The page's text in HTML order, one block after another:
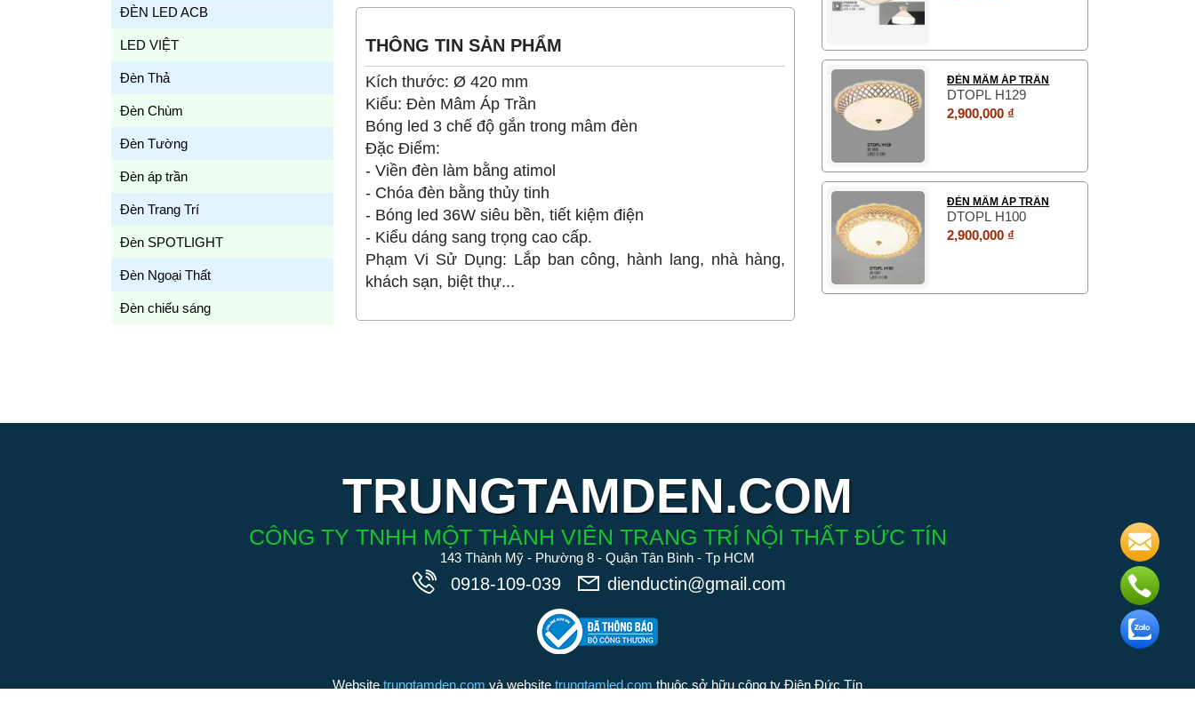
THÔNG TIN SẢN PHẨM
Kích thước: Ø 420 mm
Kiểu: Đèn Mâm Áp Trần
Bóng led 3 chế độ gắn trong mâm đèn
Đặc Điểm:
- Viền đèn làm bằng atimol
- Chóa đèn bằng thủy tinh
- Bóng led 36W siêu bền, tiết kiệm điện
- Kiểu dáng sang trọng cao cấp.
Phạm Vi Sử Dụng: Lắp ban công, hành lang, nhà hàng,
khách sạn, biệt thự...
ĐÈN MÂM ÁP TRẦN
DTOPL H129
2,900,000 ₫
ĐÈN MÂM ÁP TRẦN
DTOPL H100
2,900,000 ₫
ĐÈN LED ACB
LED VIỆT
Đèn Thả
Đèn Chùm
Đèn Tường
Đèn áp trần
Đèn Trang Trí
Đèn SPOTLIGHT
Đèn Ngoại Thất
Đèn chiếu sáng
TRUNGTAMDEN.COM
CÔNG TY TNHH MỘT THÀNH VIÊN TRANG TRÍ NỘI THẤT ĐỨC TÍN
143 Thành Mỹ - Phường 8 - Quận Tân Bình - Tp HCM
0918-109-039 dienductin@gmail.com
Website trungtamden.com và website trungtamled.com thuộc sở hữu công ty Điện Đức Tín